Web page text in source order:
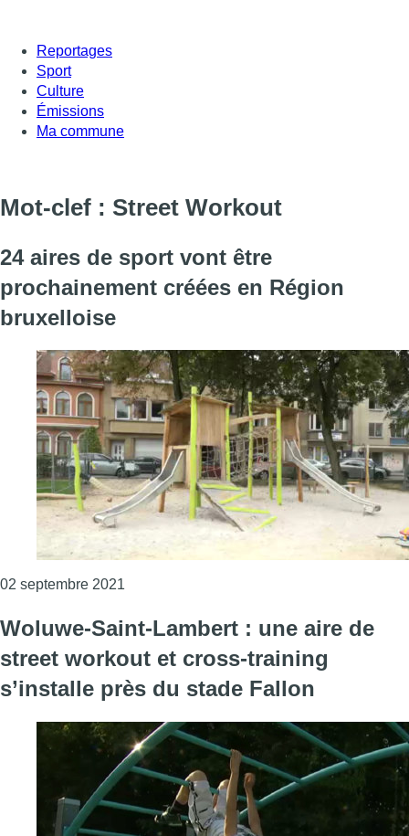
Reportages
Sport
Culture
Émissions
Ma commune
Mot-clef : Street Workout
24 aires de sport vont être
prochainement créées en Région
bruxelloise
02 septembre 2021
Woluwe-Saint-Lambert : une aire de
street workout et cross-training
s’installe près du stade Fallon